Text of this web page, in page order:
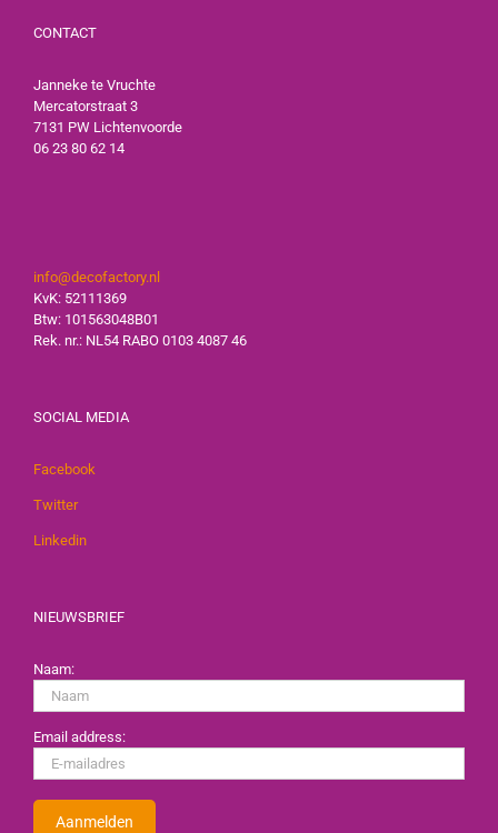
CONTACT
Janneke te Vruchte
Mercatorstraat 3
7131 PW Lichtenvoorde
06 23 80 62 14
info@decofactory.nl
KvK: 52111369
Btw: 101563048B01
Rek. nr.: NL54 RABO 0103 4087 46
SOCIAL MEDIA
Facebook
Twitter
Linkedin
NIEUWSBRIEF
Naam:
Email address: